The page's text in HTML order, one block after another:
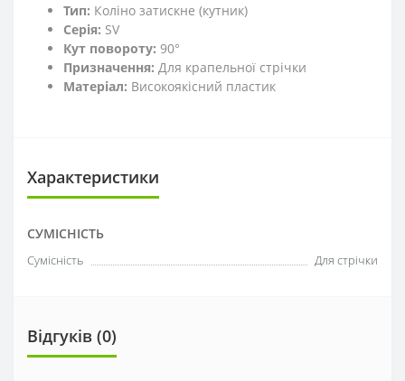
Тип: Коліно затискне (кутник)
Серія: SV
Кут повороту: 90°
Призначення: Для крапельної стрічки
Матеріал: Високоякісний пластик
Характеристики
СУМІСНІСТЬ
Сумісність Для стрічки
Відгуків (0)